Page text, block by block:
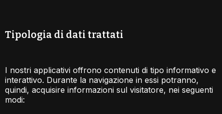
Tipologia di dati trattati​
I nostri applicativi offrono contenuti di tipo informativo e
interattivo. Durante la navigazione in essi potranno,
quindi, acquisire informazioni sul visitatore, nei seguenti
modi: